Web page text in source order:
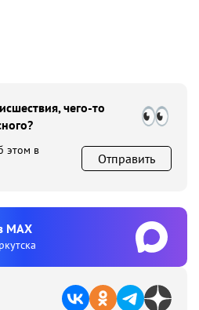
чего-то
этом в
Отправить
MAX